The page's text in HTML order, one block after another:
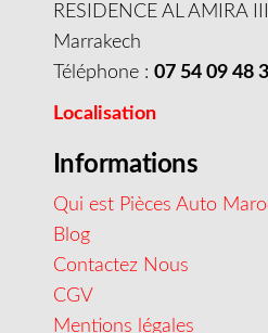
RESIDENCE AL AMIRA
Marrakech
Téléphone : 07 54 09 48
Localisation
Informations
Qui est Pièces Auto
Blog
Contactez Nous
CGV
Mentions légales